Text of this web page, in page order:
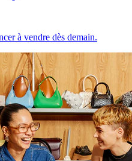
à vendre dès demain.